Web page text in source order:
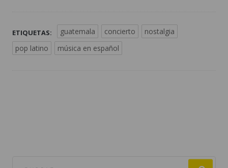
ETIQUETAS: guatemala concierto
nostalgia
pop latino
música en español